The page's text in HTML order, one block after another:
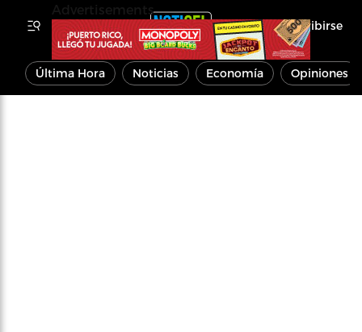
Inscribirse
Última Hora Noticias Economía Opiniones
Advertisements